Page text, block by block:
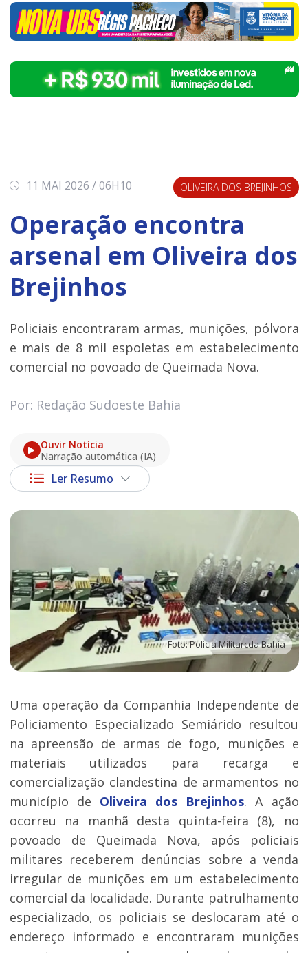
11 MAI 2026 / 06H10 OLIVEIRA DOS BREJINHOS
Operação encontra
arsenal em Oliveira dos
Brejinhos
Policiais encontraram armas, munições, pólvora
e mais de 8 mil espoletas em estabelecimento
comercial no povoado de Queimada Nova.
Por: Redação Sudoeste Bahia
Ouvir Notícia
Narração automática (IA)
Ler Resumo
Foto: Policia Militarcda Bahia
Uma operação da Companhia Independente de
Policiamento Especializado Semiárido resultou
na apreensão de armas de fogo, munições e
materiais utilizados para recarga e
comercialização clandestina de armamentos no
município de Oliveira dos Brejinhos. A ação
ocorreu na manhã desta quinta-feira (8), no
povoado de Queimada Nova, após policiais
militares receberem denúncias sobre a venda
irregular de munições em um estabelecimento
comercial da localidade. Durante patrulhamento
especializado, os policiais se deslocaram até o
endereço informado e encontraram munições